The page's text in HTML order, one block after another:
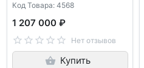
Код Товара: 4568
1 207 000 ₽
Нет отзывов
Купить